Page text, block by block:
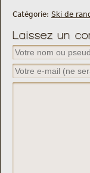
Catégorie: Ski de
Laissez un